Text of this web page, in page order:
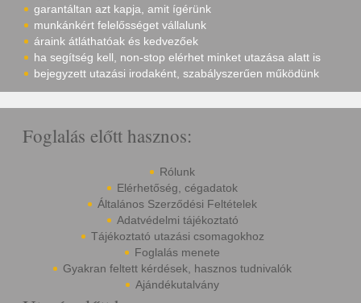
garantáltan azt kapja, amit ígérünk
munkánkért felelősséget vállalunk
áraink átláthatóak és kedvezőek
ha segítség kell, non-stop elérhet minket utazása alatt is
bejegyzett utazási irodaként, szabályszerűen működünk
Foglalás előtt hasznos:
Rólunk
Elérhetőség, cégadatok
Általános Szerződési Feltételek
Adatvédelmi tájékoztató
Tájékoztató utazási csomagokhoz
Foglalás menete
Gyakran feltett kérdések, hasznos tudnivalók
Ajándékutalvány